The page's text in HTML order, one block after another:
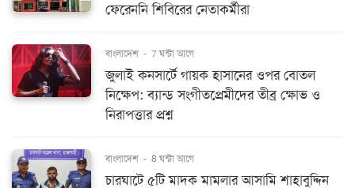
ফেরেননি শিবিরের নেতাকর্মীরা
বাংলাদেশ - 7 ঘন্টা আগে
জুলাই কনসার্টে গায়ক হাসানের ওপর বোতল
নিক্ষেপ: ব্যান্ড সংগীতপ্রেমীদের তীব্র ক্ষোভ ও
নিরাপত্তার প্রশ্ন
বাংলাদেশ - 8 ঘন্টা আগে
চারঘাটে ৫টি মাদক মামলার আসামি শাহাবুদ্দিন